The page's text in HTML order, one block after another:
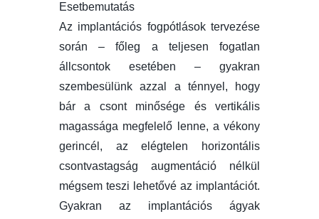
Esetbemutatás
Az implantációs fogpótlások tervezése
során – főleg a teljesen fogatlan
állcsontok esetében – gyakran
szembesülünk azzal a ténnyel, hogy
bár a csont minősége és vertikális
magassága megfelelő lenne, a vékony
gerincél, az elégtelen horizontális
csontvastagság augmentáció nélkül
mégsem teszi lehetővé az implantációt.
Gyakran az implantációs ágyak